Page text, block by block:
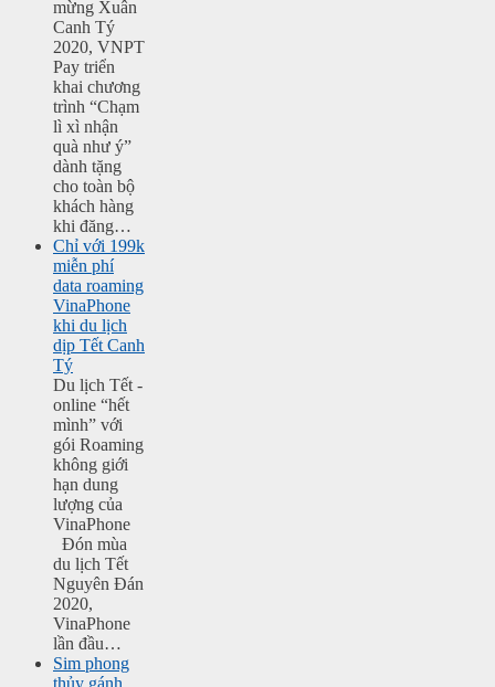
mừng Xuân
Canh Tý
2020, VNPT
Pay triển
khai chương
trình “Chạm
lì xì nhận
quà như ý”
dành tặng
cho toàn bộ
khách hàng
khi đăng…
Chỉ với 199k
miễn phí
data roaming
VinaPhone
khi du lịch
dịp Tết Canh
Tý
Du lịch Tết -
online “hết
mình” với
gói Roaming
không giới
hạn dung
lượng của
VinaPhone
Đón mùa
du lịch Tết
Nguyên Đán
2020,
VinaPhone
lần đầu…
Sim phong